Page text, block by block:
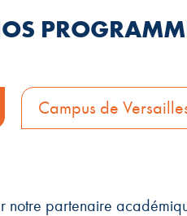
Campus de
notre partenaire